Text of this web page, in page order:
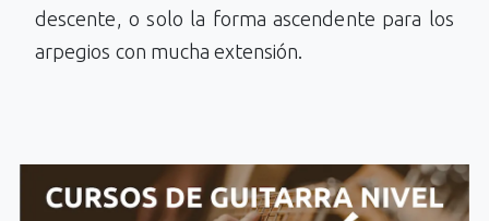
descente, o solo la forma ascendente para los
arpegios con mucha extensión.